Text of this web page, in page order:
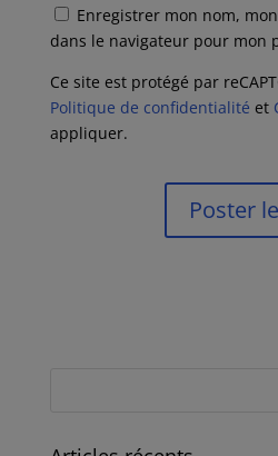
Enregistrer mon nom,
dans le navigateur pour mon
Ce site est protégé par
Politique de confidentialité et
appliquer.